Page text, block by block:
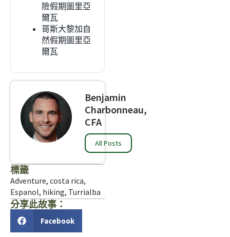
險假期圖里亞
爾瓦
哥斯大黎加自
然假期圖里亞
爾瓦
Benjamin
Charbonneau,
CFA
All Posts
標籤
Adventure, costa rica,
Espanol, hiking, Turrialba
分享此故事：
Facebook